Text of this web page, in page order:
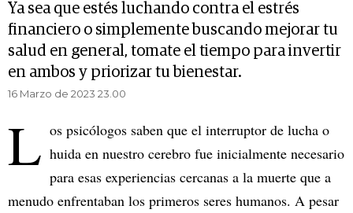
Ya sea que estés luchando contra el estrés
financiero o simplemente buscando mejorar tu
salud en general, tomate el tiempo para invertir
en ambos y priorizar tu bienestar.
16 Marzo de 2023 23.00
L os psicólogos saben que el interruptor de lucha o
huida en nuestro cerebro fue inicialmente necesario
para esas experiencias cercanas a la muerte que a
menudo enfrentaban los primeros seres humanos. A pesar